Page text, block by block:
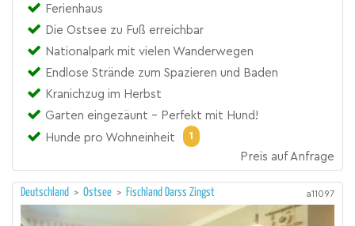
Ferienhaus
Die Ostsee zu Fuß erreichbar
Nationalpark mit vielen Wanderwegen
Endlose Strände zum Spazieren und Baden
Kranichzug im Herbst
Garten eingezäunt - Perfekt mit Hund!
Hunde pro Wohneinheit
1
Preis auf Anfrage
Deutschland > Ostsee > Fischland Darss Zingst a11097